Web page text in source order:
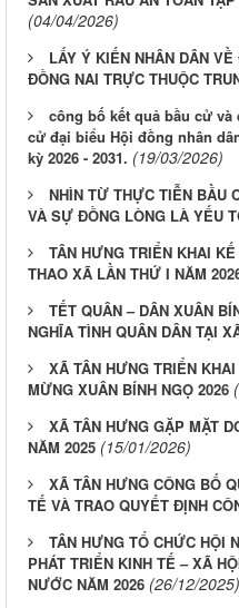
(04/04/2026)
LẤY Ý KIẾN NHÂN DÂN
ĐỒNG NAI TRỰC THUỘC
công bố kết quả bầu cử
cử đại biểu Hội đồng nhân
kỳ 2026 - 2031. (19/03/2026)
NHÌN TỪ THỰC TIỄN BẦU
VÀ SỰ ĐỒNG LÒNG LÀ YẾU
TÂN HƯNG TRIỂN KHAI
THAO XÃ LẦN THỨ I NĂM
TẾT QUÂN – DÂN XUÂN
NGHĨA TÌNH QUÂN DÂN TẠI
XÃ TÂN HƯNG TRIỂN
MỪNG XUÂN BÍNH NGỌ 2026
XÃ TÂN HƯNG GẶP MẶT
NĂM 2025 (15/01/2026)
XÃ TÂN HƯNG CÔNG BỐ
TẾ VÀ TRAO QUYẾT ĐỊNH
TÂN HƯNG TỔ CHỨC HỘI
PHÁT TRIỂN KINH TẾ – XÃ
NƯỚC NĂM 2026 (26/12/2025)